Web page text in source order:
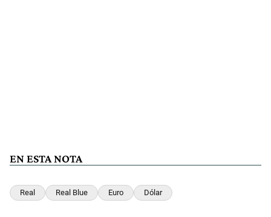
EN ESTA NOTA
Real Real Blue Euro Dólar